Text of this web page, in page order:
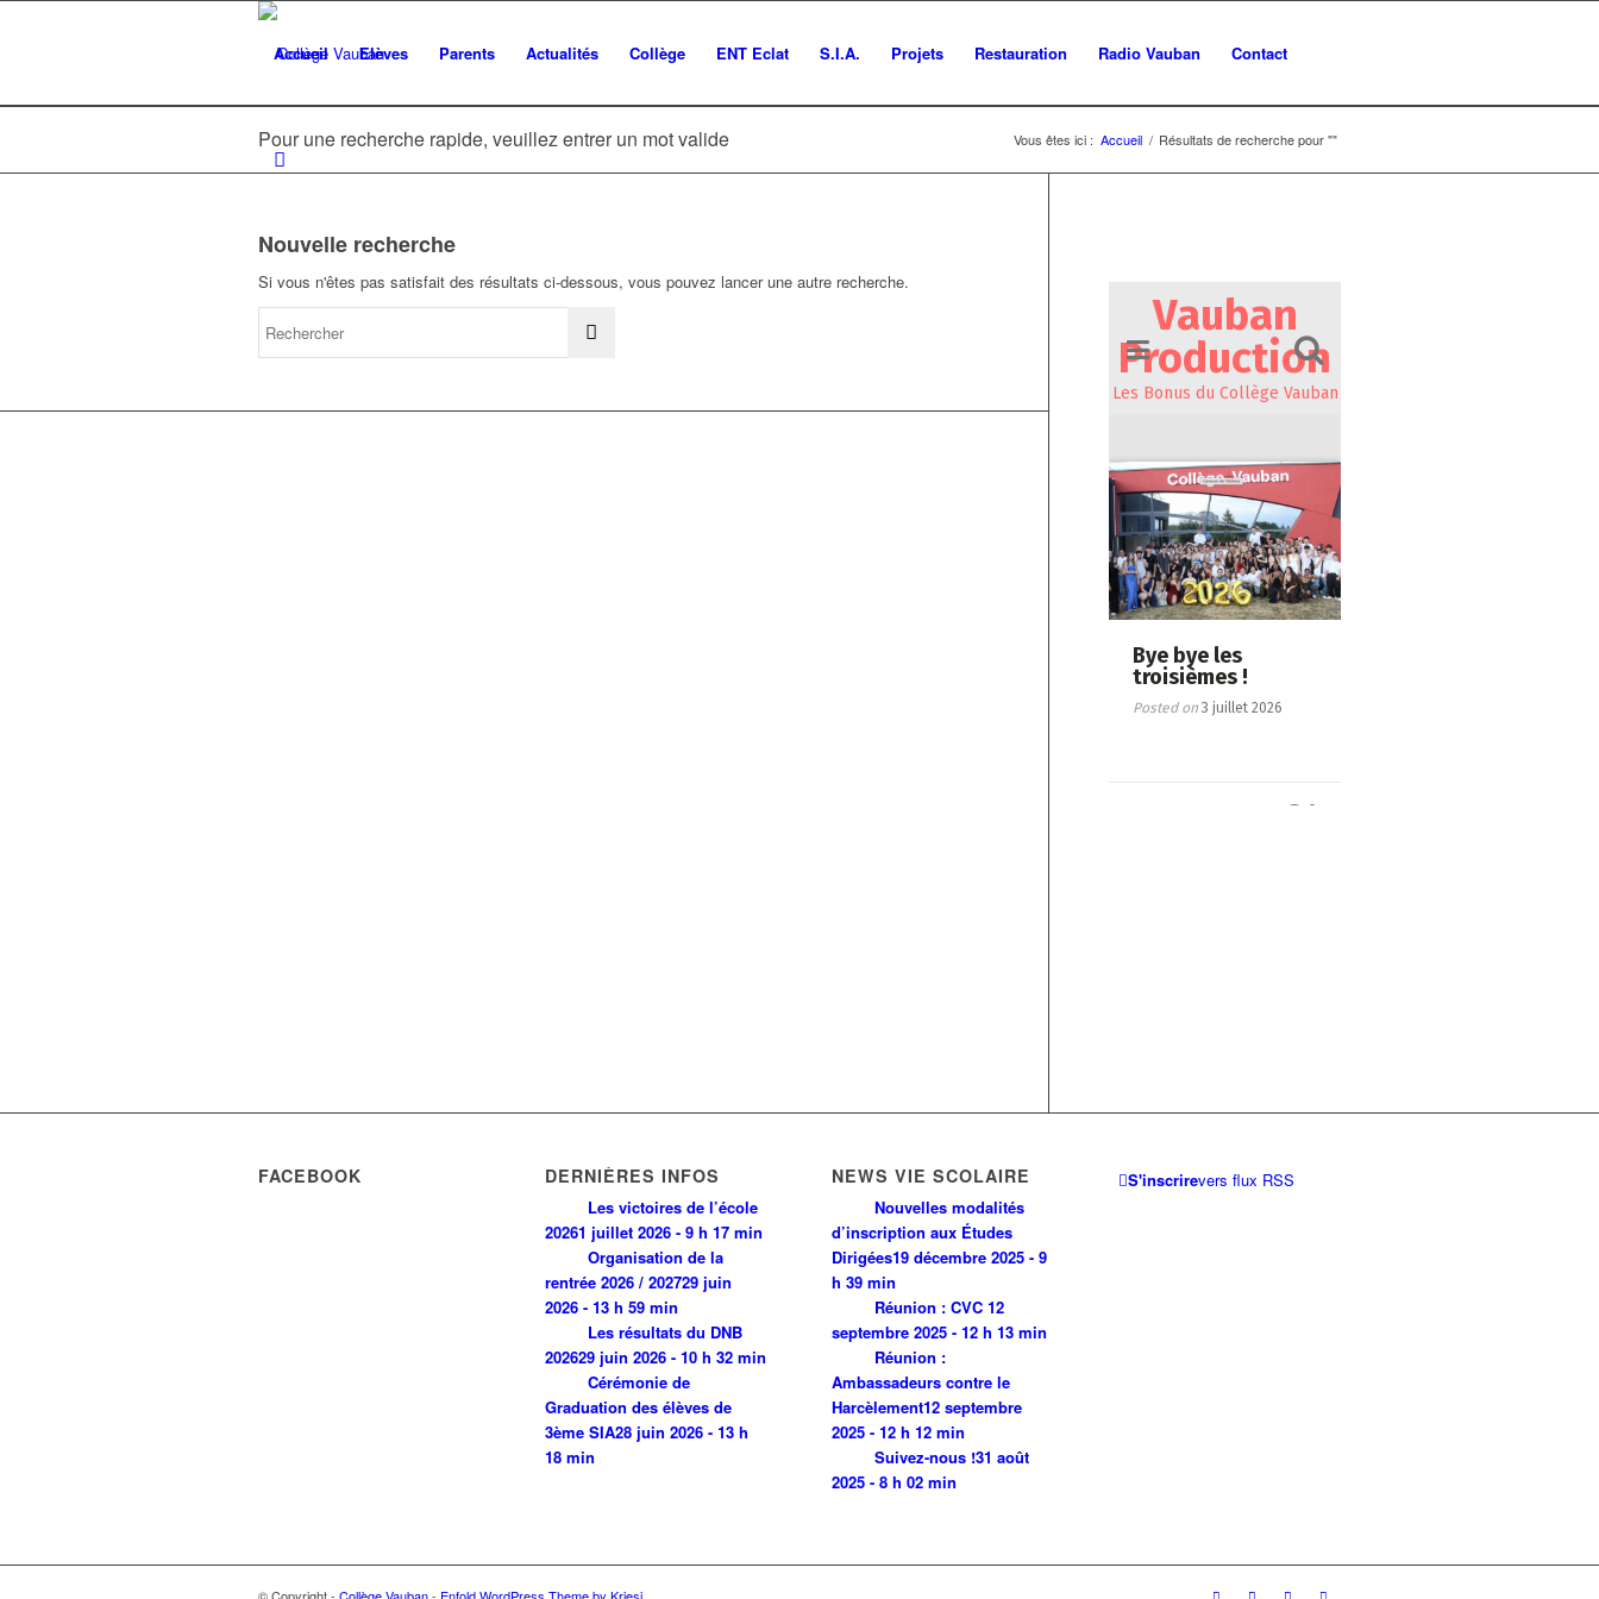
Accueil Elèves Parents Actualités Collège ENT Eclat S.I.A. Projets Restauration Radio Vauban Contact
Pour une recherche rapide, veuillez entrer un mot valide Vous êtes ici : Accueil / Résultats de recherche pour ""
Nouvelle recherche
Si vous n'êtes pas satisfait des résultats ci-dessous, vous pouvez lancer une autre recherche.
FACEBOOK DERNIÈRES INFOS
Les victoires de l’école
20261 juillet 2026 - 9 h 17 min
Organisation de la
rentrée 2026 / 202729 juin
2026 - 13 h 59 min
Les résultats du DNB
202629 juin 2026 - 10 h 32 min
Cérémonie de
Graduation des élèves de
3ème SIA28 juin 2026 - 13 h
18 min
NEWS VIE SCOLAIRE
Nouvelles modalités
d’inscription aux Études
Dirigées19 décembre 2025 - 9
h 39 min
Réunion : CVC12
septembre 2025 - 12 h 13 min
Réunion :
Ambassadeurs contre le
Harcèlement12 septembre
2025 - 12 h 12 min
Suivez-nous !31 août
2025 - 8 h 02 min
S'inscrirevers flux RSS